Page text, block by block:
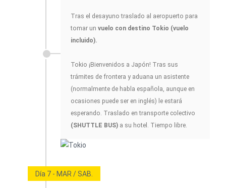
Tras el desayuno traslado al aeropuerto para
tomar un vuelo con destino Tokio (vuelo
incluido).
Tokio ¡Bienvenidos a Japón! Tras sus
trámites de frontera y aduana un asistente
(normalmente de habla española, aunque en
ocasiones puede ser en inglés) le estará
esperando. Traslado en transporte colectivo
(SHUTTLE BUS) a su hotel. Tiempo libre.
Día 7 - MAR / SAB.